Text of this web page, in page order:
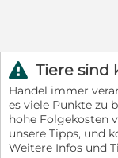
r Tiere sind
Handel immer
es viele Punkte zu
hohe Folgekosten
unsere Tipps, und
Weitere Infos und